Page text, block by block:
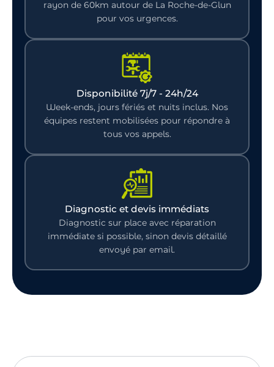
rayon de 60km autour de La Roche-de-Glun
pour vos urgences.
Disponibilité 7j/7 - 24h/24
Week-ends, jours fériés et nuits inclus. Nos
équipes restent mobilisées pour répondre à
tous vos appels.
Diagnostic et devis immédiats
Diagnostic sur place avec réparation
immédiate si possible, sinon devis détaillé
envoyé par email.